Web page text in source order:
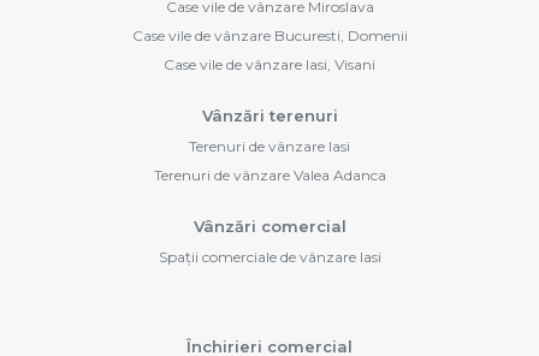
Case vile de vânzare Miroslava
Case vile de vânzare Bucuresti, Domenii
Case vile de vânzare Iasi, Visani
Vânzări terenuri
Terenuri de vânzare Iasi
Terenuri de vânzare Valea Adanca
Vânzări comercial
Spații comerciale de vânzare Iasi
Închirieri comercial